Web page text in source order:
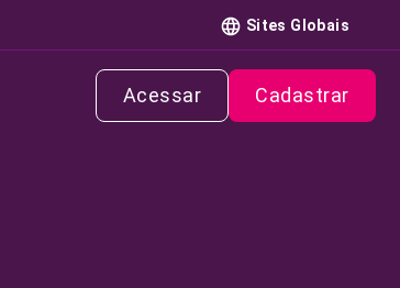
Sites Globais
Acessar Cadastrar